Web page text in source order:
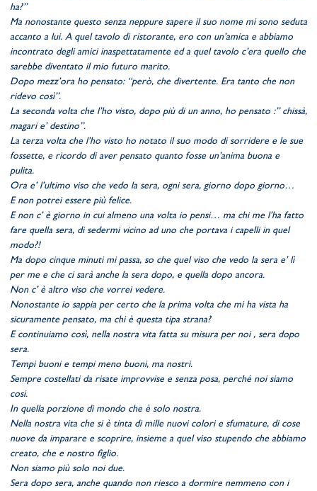
ha?”
Ma nonostante questo senza neppure sapere il suo nome mi sono seduta
accanto a lui. A quel tavolo di ristorante, ero con un’amica e abbiamo
incontrato degli amici inaspettatamente ed a quel tavolo c’era quello che
sarebbe diventato il mio futuro marito.
Dopo mezz’ora ho pensato: “però, che divertente. Era tanto che non
ridevo così”.
La seconda volta che l’ho visto, dopo più di un anno, ho pensato :” chissà,
magari e’ destino”.
La terza volta che l’ho visto ho notato il suo modo di sorridere e le sue
fossette, e ricordo di aver pensato quanto fosse un’anima buona e
pulita.
Ora e’ l’ultimo viso che vedo la sera, ogni sera, giorno dopo giorno…
E non potrei essere più felice.
E non c’ è giorno in cui almeno una volta io pensi… ma chi me l’ha fatto
fare quella sera, di sedermi vicino ad uno che portava i capelli in quel
modo?!
Ma dopo cinque minuti mi passa, so che quel viso che vedo la sera e’ lì
per me e che ci sarà anche la sera dopo, e quella dopo ancora.
Non c’ è altro viso che vorrei vedere.
Nonostante io sappia per certo che la prima volta che mi ha vista ha
sicuramente pensato, ma chi è questa tipa strana?
E continuiamo così, nella nostra vita fatta su misura per noi , sera dopo
sera.
Tempi buoni e tempi meno buoni, ma nostri.
Sempre costellati da risate improvvise e senza posa, perché noi siamo
cosi.
In quella porzione di mondo che è solo nostra.
Nella nostra vita che si è tinta di mille nuovi colori e sfumature, di cose
nuove da imparare e scoprire, insieme a quel viso stupendo che abbiamo
creato, che e nostro figlio.
Non siamo più solo noi due.
Sera dopo sera, anche quando non riesco a dormire nemmeno con i